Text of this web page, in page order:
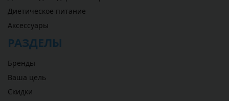
Диетическое питание
Аксессуары
РАЗДЕЛЫ
Бренды
Ваша цель
Скидки